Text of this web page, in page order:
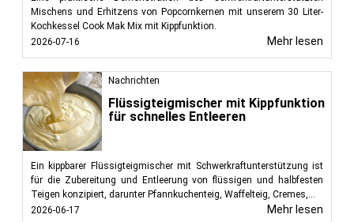
Mischens und Erhitzens von Popcornkernen mit unserem 30 Liter-
Kochkessel Cook Mak Mix mit Kippfunktion.
2026-07-16
Mehr lesen
Nachrichten
Flüssigteigmischer mit Kippfunktion
für schnelles Entleeren
Ein kippbarer Flüssigteigmischer mit Schwerkraftunterstützung ist
für die Zubereitung und Entleerung von flüssigen und halbfesten
Teigen konzipiert, darunter Pfannkuchenteig, Waffelteig, Cremes,...
2026-06-17
Mehr lesen